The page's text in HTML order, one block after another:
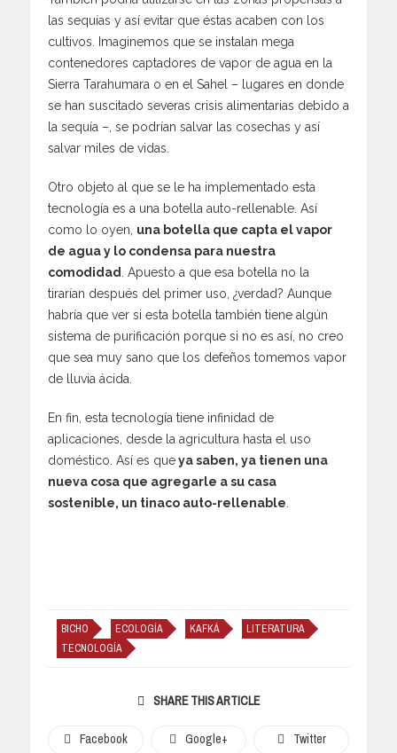
las sequías y así evitar que éstas acaben con los
cultivos. Imaginemos que se instalan mega
contenedores captadores de vapor de agua en la
Sierra Tarahumara o en el Sahel – lugares en donde
se han suscitado severas crisis alimentarias debido a
la sequía –, se podrían salvar las cosechas y así
salvar miles de vidas.
Otro objeto al que se le ha implementado esta
tecnología es a una botella auto-rellenable. Así
como lo oyen, una botella que capta el vapor
de agua y lo condensa para nuestra
comodidad
. Apuesto a que esa botella no la
tirarían después del primer uso, ¿verdad? Aunque
habría que ver si esta botella también tiene algún
sistema de purificación porque si no es así, no creo
que sea muy sano que los defeños tomemos vapor
de lluvia ácida.
En fin, esta tecnología tiene infinidad de
aplicaciones, desde la agricultura hasta el uso
doméstico. Así es queya saben, ya tienen una
nueva cosa que agregarle a su casa
sostenible, un tinaco auto-rellenable
BICHO ECOLOGÍA KAFKÁ
LITERATURA
TECNOLOGÍA
SHARE THIS ARTICLE
Facebook Google+ Twitter